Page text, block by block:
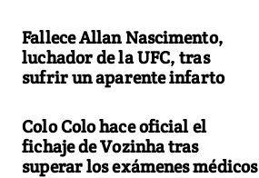
Fallece Allan Nascimento,
luchador de la UFC, tras
sufrir un aparente infarto
Colo Colo hace oficial el
fichaje de Vozinha tras
superar los exámenes médicos